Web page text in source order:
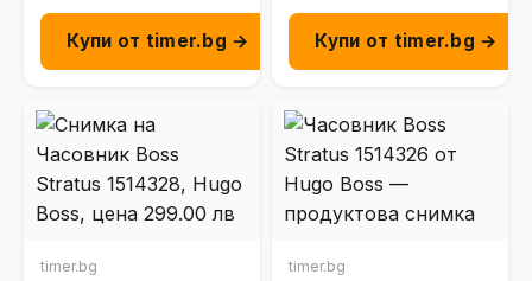
Купи от timer.bg → Купи от timer.bg →
timer.bg timer.bg